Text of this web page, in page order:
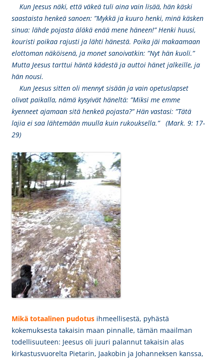
Kun Jeesus näki, että väkeä tuli aina vain lisää, hän käski
saastaista henkeä sanoen: ”Mykkä ja kuuro henki, minä käsken
sinua: lähde pojasta äläkä enää mene häneen!” Henki huusi,
kouristi poikaa rajusti ja lähti hänestä. Poika jäi makaamaan
elottoman näköisenä, ja monet sanoivatkin: ”Nyt hän kuoli.”
Mutta Jeesus tarttui häntä kädestä ja auttoi hänet jalkeille, ja
hän nousi.
Kun Jeesus sitten oli mennyt sisään ja vain opetuslapset
olivat paikalla, nämä kysyivät häneltä: ”Miksi me emme
kyenneet ajamaan sitä henkeä pojasta?” Hän vastasi: ”Tätä
lajia ei saa lähtemään muulla kuin rukouksella.” (Mark. 9: 17-
29)
Mikä totaalinen pudotus ihmeellisestä, pyhästä
kokemuksesta takaisin maan pinnalle, tämän maailman
todellisuuteen: Jeesus oli juuri palannut takaisin alas
kirkastusvuorelta Pietarin, Jaakobin ja Johanneksen kanssa,